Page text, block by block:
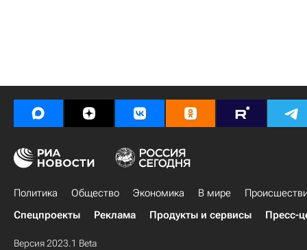
Политика Общество Экономика В мире
Спецпроекты
Реклама Продукты и сервисы Пресс-
Версия 2023.1 Beta